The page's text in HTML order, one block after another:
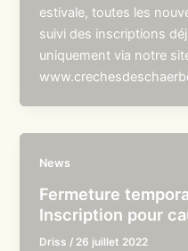
estivale, toutes les
suivi des inscriptions
uniquement via notre
News
Fermeture
Inscription pour
Driss / 26 juillet 2022